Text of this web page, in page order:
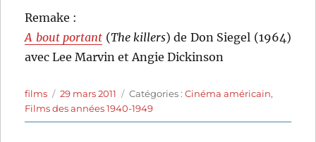
Remake :
A bout portant (The killers) de Don Siegel (1964)
avec Lee Marvin et Angie Dickinson
Auteur
films
Publié
le
29 mars 2011 Catégories
Catégories :Cinéma américain,
Films des années 1940-1949